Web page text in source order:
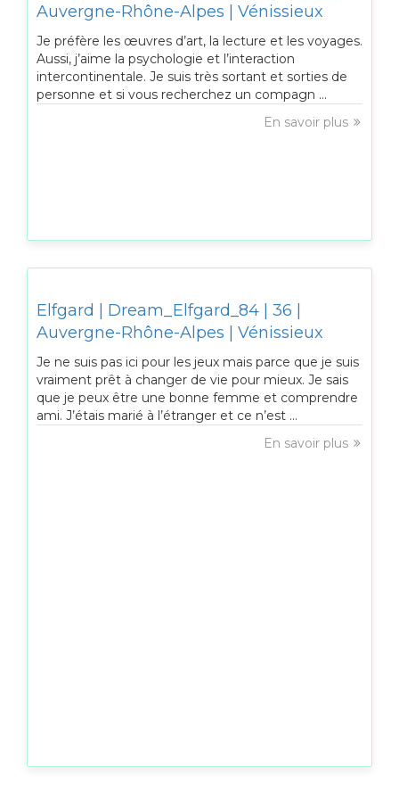
Auvergne-Rhône-Alpes | Vénissieux
Je préfère les œuvres d’art, la lecture et les voyages.
Aussi, j’aime la psychologie et l’interaction
intercontinentale. Je suis très sortant et sorties de
personne et si vous recherchez un compagn ...
En savoir plus
Elfgard | Dream_Elfgard_84 | 36 |
Auvergne-Rhône-Alpes | Vénissieux
Je ne suis pas ici pour les jeux mais parce que je suis
vraiment prêt à changer de vie pour mieux. Je sais
que je peux être une bonne femme et comprendre
ami. J’étais marié à l’étranger et ce n’est ...
En savoir plus